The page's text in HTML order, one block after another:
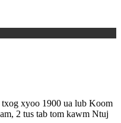
txog xyoo 1900 ua lub Koom
2 tus tab tom kawm Ntuj